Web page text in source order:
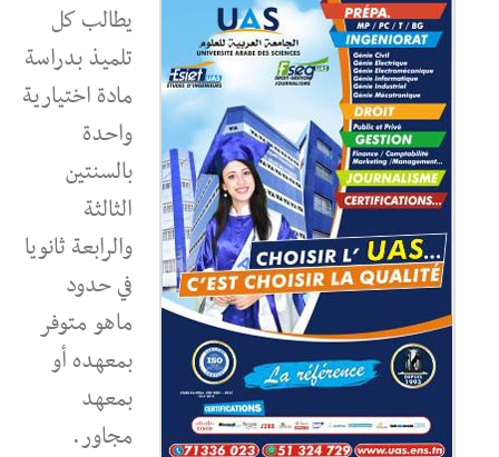
يطالب كل
تلميذ بدراسة
مادة اختيارية
واحدة
بالسنتين
الثالثة
والرابعة ثانويا
في حدود
ماهو متوفر
بمعهده أو
بمعهد
مجاور.